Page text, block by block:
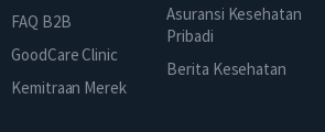
FAQ B2B
GoodCare Clinic
Kemitraan Merek
Asuransi Kesehatan
Pribadi
Berita Kesehatan